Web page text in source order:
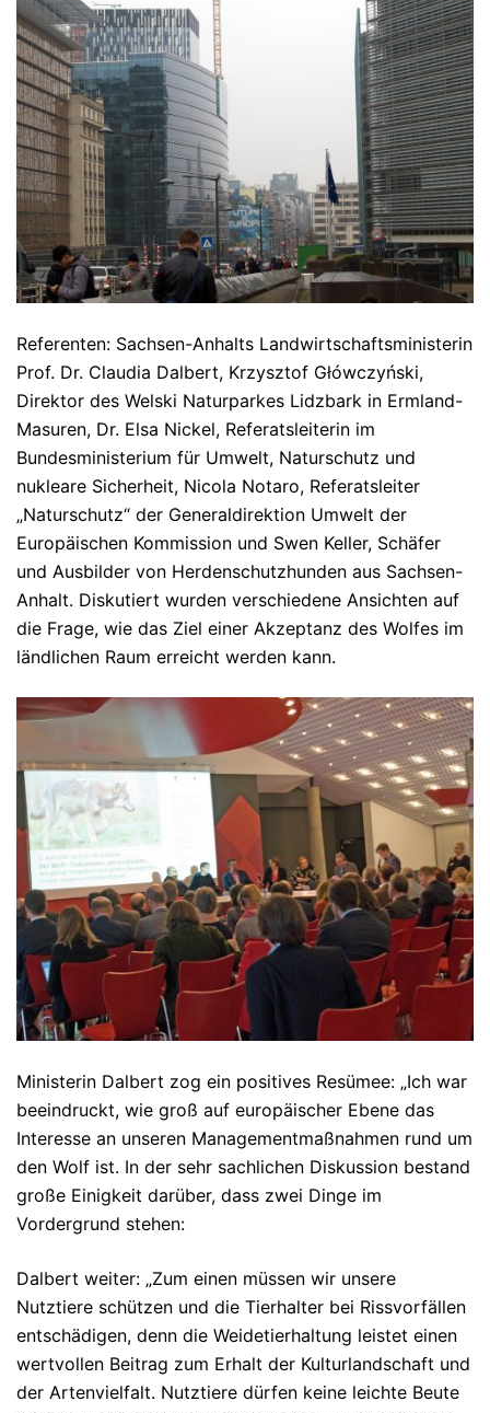
Referenten: Sachsen-Anhalts Landwirtschaftsministerin
Prof. Dr. Claudia Dalbert, Krzysztof Główczyński,
Direktor des Welski Naturparkes Lidzbark in Ermland-
Masuren, Dr. Elsa Nickel, Referatsleiterin im
Bundesministerium für Umwelt, Naturschutz und
nukleare Sicherheit, Nicola Notaro, Referatsleiter
„Naturschutz“ der Generaldirektion Umwelt der
Europäischen Kommission und Swen Keller, Schäfer
und Ausbilder von Herdenschutzhunden aus Sachsen-
Anhalt. Diskutiert wurden verschiedene Ansichten auf
die Frage, wie das Ziel einer Akzeptanz des Wolfes im
ländlichen Raum erreicht werden kann.
Ministerin Dalbert zog ein positives Resümee: „Ich war
beeindruckt, wie groß auf europäischer Ebene das
Interesse an unseren Managementmaßnahmen rund um
den Wolf ist. In der sehr sachlichen Diskussion bestand
große Einigkeit darüber, dass zwei Dinge im
Vordergrund stehen:
Dalbert weiter: „Zum einen müssen wir unsere
Nutztiere schützen und die Tierhalter bei Rissvorfällen
entschädigen, denn die Weidetierhaltung leistet einen
wertvollen Beitrag zum Erhalt der Kulturlandschaft und
der Artenvielfalt. Nutztiere dürfen keine leichte Beute